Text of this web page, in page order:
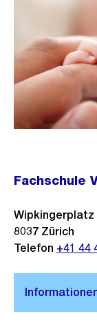
Fachschule
Wipkingerplatz
8037 Zürich
Telefon +41 44